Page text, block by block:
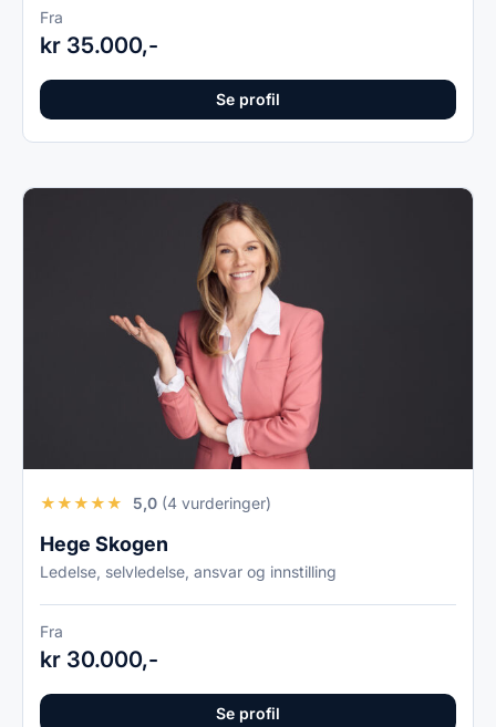
Fra
kr 35.000,-
Se profil
★★★★★ 5,0 (4 vurderinger)
Hege Skogen
Ledelse, selvledelse, ansvar og innstilling
Fra
kr 30.000,-
Se profil